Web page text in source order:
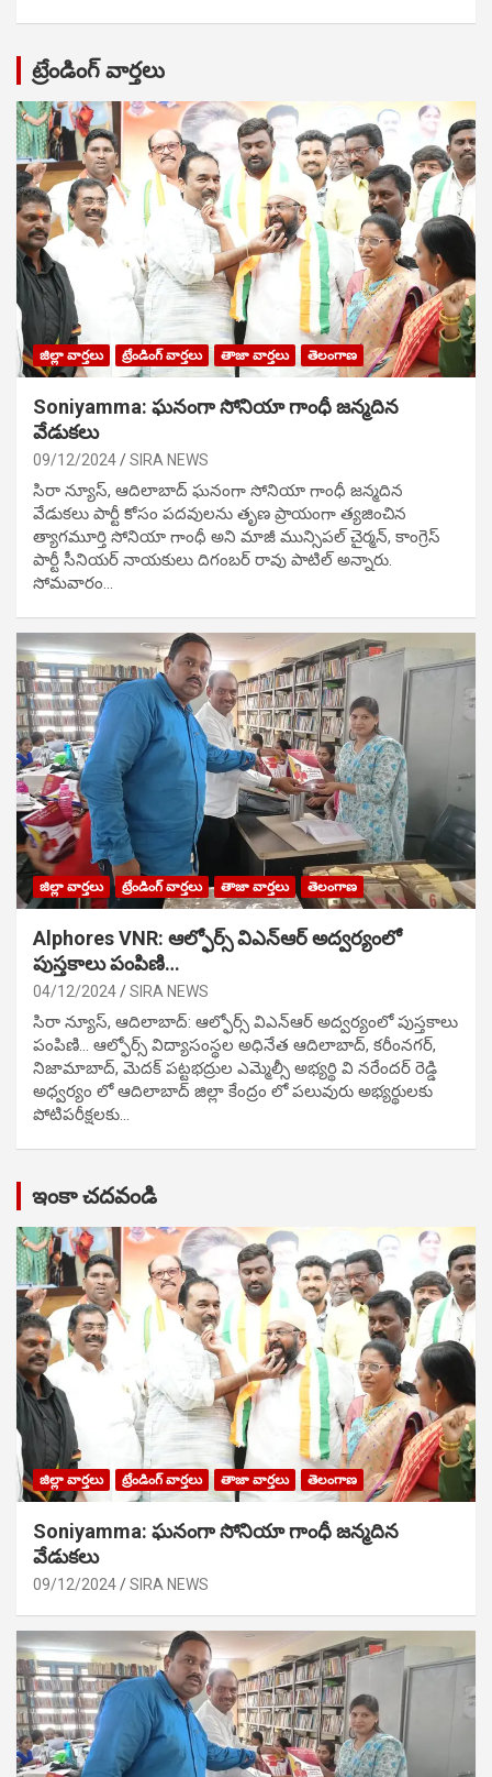
ట్రేండింగ్ వార్తలు
జిల్లా వార్తలు ట్రేండింగ్ వార్తలు తాజా వార్తలు తెలంగాణ
Soniyamma: ఘ‌నంగా సోనియా గాంధీ జ‌న్మ‌దిన
వేడుక‌లు
09/12/2024 SIRA NEWS
సిరా న్యూస్, ఆదిలాబాద్ ఘ‌నంగా సోనియా గాంధీ జ‌న్మ‌దిన
వేడుక‌లు పార్టీ కోసం ప‌ద‌వుల‌ను తృణ ప్రాయంగా త్య‌జించిన
త్యాగమూర్తి సోనియా గాంధీ అని మాజీ మున్సిప‌ల్ చైర్మ‌న్, కాంగ్రెస్
పార్టీ సీనియ‌ర్ నాయ‌కులు దిగంబ‌ర్ రావు పాటిల్ అన్నారు.
సోమవారం…
జిల్లా వార్తలు ట్రేండింగ్ వార్తలు తాజా వార్తలు తెలంగాణ
Alphores VNR: ఆల్ఫోర్స్ విఎన్ఆర్ అద్వర్యంలో
పుస్తకాలు పంపిణి…
04/12/2024 SIRA NEWS
సిరా న్యూస్, ఆదిలాబాద్: ఆల్ఫోర్స్ విఎన్ఆర్ అద్వర్యంలో పుస్తకాలు
పంపిణి… ఆల్ఫోర్స్ విద్యాసంస్థల అధినేత ఆదిలాబాద్, కరీంనగర్,
నిజామాబాద్, మెదక్ పట్టభద్రుల ఎమ్మెల్సీ అభ్యర్థి వి నరేందర్ రెడ్డి
అధ్వర్యం లో ఆదిలాబాద్ జిల్లా కేంద్రం లో పలువురు అభ్యర్థులకు
పోటిప‌రీక్ష‌ల‌కు…
ఇంకా చదవండి
జిల్లా వార్తలు ట్రేండింగ్ వార్తలు తాజా వార్తలు తెలంగాణ
Soniyamma: ఘ‌నంగా సోనియా గాంధీ జ‌న్మ‌దిన
వేడుక‌లు
09/12/2024 SIRA NEWS